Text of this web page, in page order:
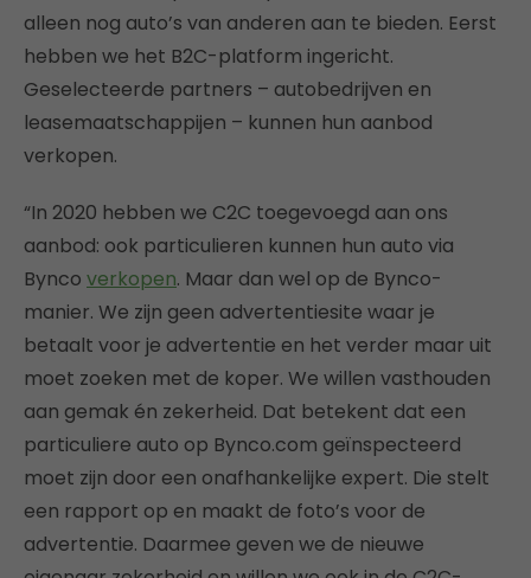
alleen nog auto’s van anderen aan te bieden. Eerst
hebben we het B2C-platform ingericht.
Geselecteerde partners – autobedrijven en
leasemaatschappijen – kunnen hun aanbod
verkopen.
“In 2020 hebben we C2C toegevoegd aan ons
aanbod: ook particulieren kunnen hun auto via
Bynco verkopen. Maar dan wel op de Bynco-
manier. We zijn geen advertentiesite waar je
betaalt voor je advertentie en het verder maar uit
moet zoeken met de koper. We willen vasthouden
aan gemak én zekerheid. Dat betekent dat een
particuliere auto op Bynco.com geïnspecteerd
moet zijn door een onafhankelijke expert. Die stelt
een rapport op en maakt de foto’s voor de
advertentie. Daarmee geven we de nieuwe